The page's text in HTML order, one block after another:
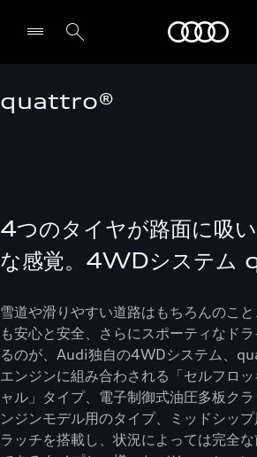
quattro®
4つのタイヤが路面に吸
な感覚。4WDシステ
雪道や滑りやすい道路はもちろんのこ
も安心と安全、さらにスポーティなド
るのが、Audi独自の4WDシステム、
エンジンに組み合わされる「セルフロ
ャル」タイプ、電子制御式油圧多板ク
ンジンモデル用のタイプ、ミッドシッ
ラッチを搭載し、状況によっては完全